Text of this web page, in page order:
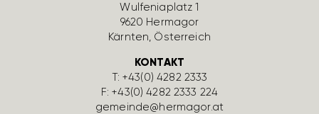
Wulfe­nia­platz 1
9620 Hermagor
Kärnten, Öster­reich
KONTAKT
T:+43(0) 4282 2333
F: +43(0) 4282 2333 224
gemeinde@hermagor.at